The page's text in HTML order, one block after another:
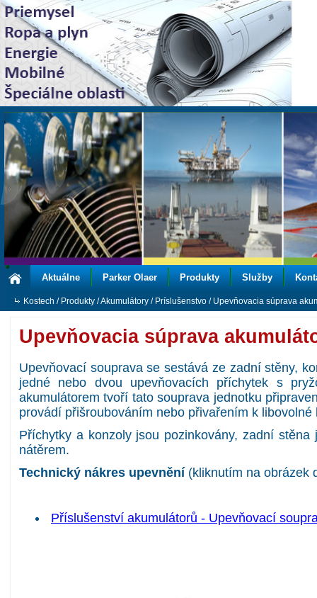
Aktuálne Parker Olaer Produkty Služby
Kostech / Produkty /Akumulátory / Príslušenstvo / Upevňovacia súprava
Upevňovacia súprava
Upevňovací souprava se sestává ze zadní stěny,
jedné nebo dvou upevňovacích příchytek s
akumulátorem tvoří tato souprava jednotku
provádí přišroubováním nebo přivařením k libovolné
Příchytky a konzoly jsou pozinkovány, zadní
nátěrem.
Technický nákres upevnění (kliknutím na obrázek
Příslušenství akumulátorů - Upevňovací